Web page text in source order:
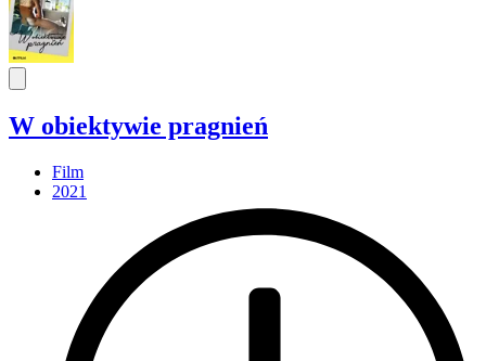
W obiektywie pragnień
Film
2021